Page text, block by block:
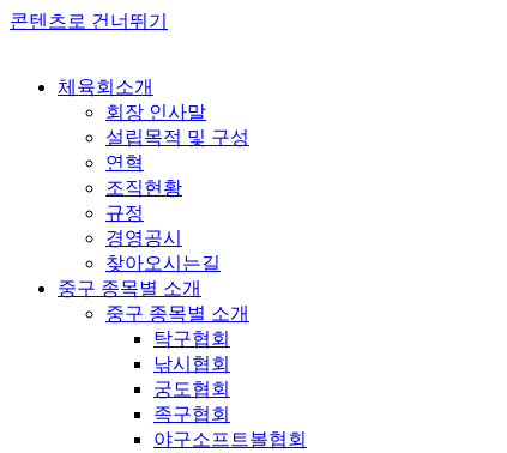
콘텐츠로 건너뛰기
체육회소개
회장 인사말
설립목적 및 구성
연혁
조직현황
규정
경영공시
찾아오시는길
중구 종목별 소개
중구 종목별 소개
탁구협회
낚시협회
궁도협회
족구협회
야구소프트볼협회